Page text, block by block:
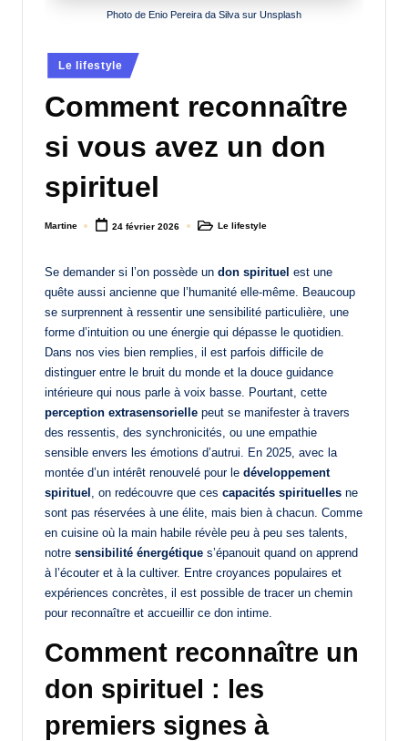
Photo de Enio Pereira da Silva sur Unsplash
Posted
in
Le lifestyle
Comment reconnaître
si vous avez un don
spirituel
Posted
Martine 24 février 2026
PostedLe lifestyle
Se demander si l’on possède un don spirituel est une
quête aussi ancienne que l’humanité elle-même. Beaucoup
se surprennent à ressentir une sensibilité particulière, une
forme d’intuition ou une énergie qui dépasse le quotidien.
Dans nos vies bien remplies, il est parfois difficile de
distinguer entre le bruit du monde et la douce guidance
intérieure qui nous parle à voix basse. Pourtant, cette
perception extrasensorielle peut se manifester à travers
des ressentis, des synchronicités, ou une empathie
sensible envers les émotions d’autrui. En 2025, avec la
montée d’un intérêt renouvelé pour le développement
spirituel , on redécouvre que ces capacités spirituelles ne
sont pas réservées à une élite, mais bien à chacun. Comme
en cuisine où la main habile révèle peu à peu ses talents,
notre sensibilité énergétique s’épanouit quand on apprend
à l’écouter et à la cultiver. Entre croyances populaires et
expériences concrètes, il est possible de tracer un chemin
pour reconnaître et accueillir ce don intime.
Comment reconnaître un
don spirituel : les
premiers signes à